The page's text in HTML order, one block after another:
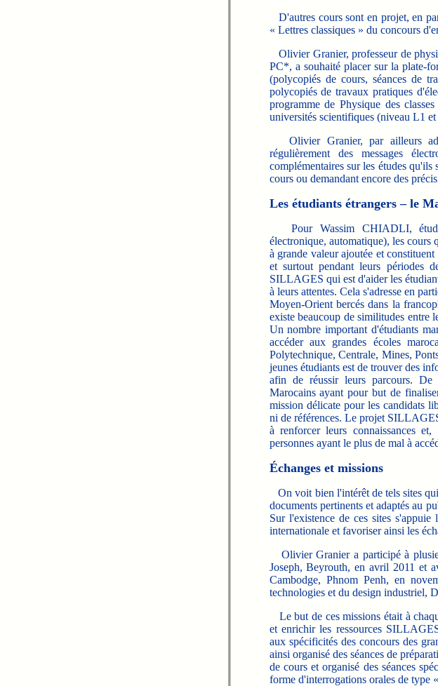
D'autres cours sont en projet, en
« Lettres classiques » du concours
Olivier Granier, professeur de
PC*, a souhaité placer sur la plate-
(polycopiés de cours, séances de
polycopiés de travaux pratiques
programme de Physique des
universités scientifiques (niveau L1
Olivier Granier, par ailleurs
régulièrement des messages
complémentaires sur les études
cours ou demandant encore des
Les étudiants étrangers – le
Pour Wassim CHIADLI,
électronique, automatique), les
à grande valeur ajoutée et
et surtout pendant leurs périodes
SILLAGES qui est d'aider les
à leurs attentes. Cela s'adresse en
Moyen-Orient bercés dans la
existe beaucoup de similitudes entre
Un nombre important d'étudiants
accéder aux grandes écoles
Polytechnique, Centrale, Mines,
jeunes étudiants est de trouver des
afin de réussir leurs parcours.
Marocains ayant pour but de
mission délicate pour les candidats
ni de références. Le projet
à renforcer leurs connaissances
personnes ayant le plus de mal à
Échanges et missions
On voit bien l'intérêt de tels sites
documents pertinents et adaptés au
Sur l'existence de ces sites
internationale et favoriser ainsi les
Olivier Granier a participé à
Joseph, Beyrouth, en avril 2011 et
Cambodge, Phnom Penh, en
technologies et du design industriel,
Le but de ces missions était à
et enrichir les ressources
aux spécificités des concours des
ainsi organisé des séances de
de cours et organisé des séances
forme d'interrogations orales de type